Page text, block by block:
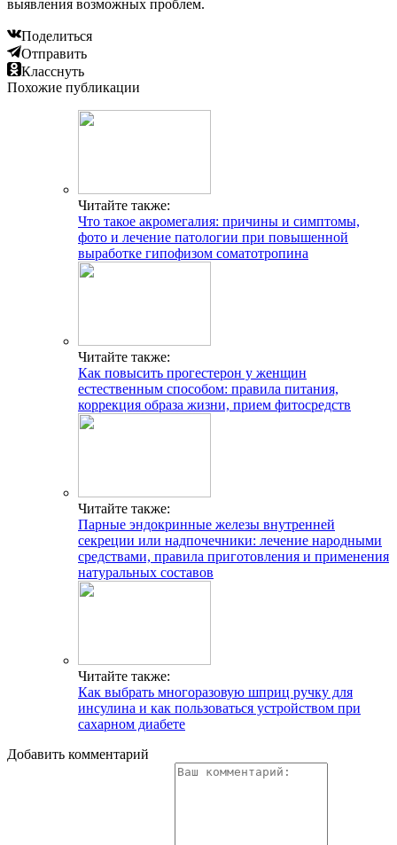
выявления возможных проблем.
Поделиться
Отправить
Класснуть
Похожие публикации
Читайте также:
Что такое акромегалия: причины и симптомы,
фото и лечение патологии при повышенной
выработке гипофизом соматотропина
Читайте также:
Как повысить прогестерон у женщин
естественным способом: правила питания,
коррекция образа жизни, прием фитосредств
Читайте также:
Парные эндокринные железы внутренней
секреции или надпочечники: лечение народными
средствами, правила приготовления и применения
натуральных составов
Читайте также:
Как выбрать многоразовую шприц ручку для
инсулина и как пользоваться устройством при
сахарном диабете
Добавить комментарий